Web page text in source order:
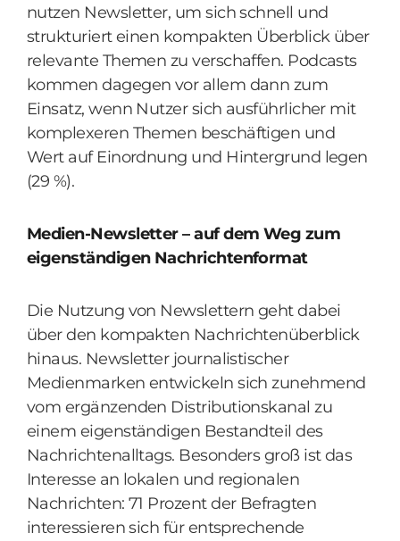
nutzen Newsletter, um sich schnell und
strukturiert einen kompakten Überblick über
relevante Themen zu verschaffen. Podcasts
kommen dagegen vor allem dann zum
Einsatz, wenn Nutzer sich ausführlicher mit
komplexeren Themen beschäftigen und
Wert auf Einordnung und Hintergrund legen
(29 %).
Medien-Newsletter – auf dem Weg zum
eigenständigen Nachrichtenformat
Die Nutzung von Newslettern geht dabei
über den kompakten Nachrichtenüberblick
hinaus. Newsletter journalistischer
Medienmarken entwickeln sich zunehmend
vom ergänzenden Distributionskanal zu
einem eigenständigen Bestandteil des
Nachrichtenalltags. Besonders groß ist das
Interesse an lokalen und regionalen
Nachrichten: 71 Prozent der Befragten
interessieren sich für entsprechende